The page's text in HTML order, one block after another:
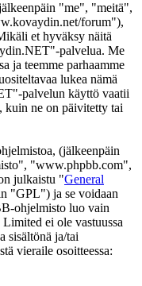
"me", "meitä",
forum"),
et hyväksy näitä
palvelua. Me
ja teemme parhaamme
lukea nämä
palvelun käyttö vaatii
kuin ne on päivitetty tai
(jälkeenpäin
"www.phpbb.com",
julkaistu "General
"GPL") ja se voidaan
ohjelmisto luo vain
ei ole vastuussa
sisältönä ja/tai
vieraile osoitteessa: